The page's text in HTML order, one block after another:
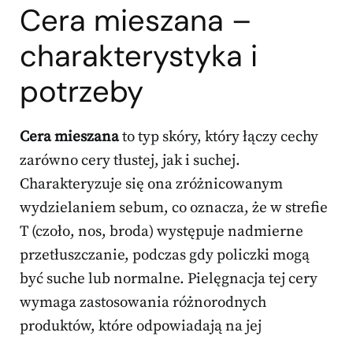
Cera mieszana –
charakterystyka i
potrzeby
Cera mieszanato typ skóry, który łączy cechy
zarówno cery tłustej, jak i suchej.
Charakteryzuje się ona zróżnicowanym
wydzielaniem sebum, co oznacza, że w strefie
T (czoło, nos, broda) występuje nadmierne
przetłuszczanie, podczas gdy policzki mogą
być suche lub normalne. Pielęgnacja tej cery
wymaga zastosowania różnorodnych
produktów, które odpowiadają na jej